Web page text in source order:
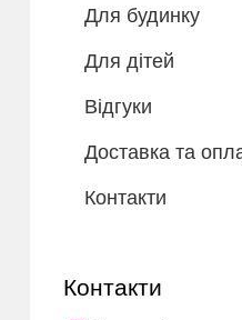
Для будинку
Для дітей
Відгуки
Доставка та
Контакти
Контакти